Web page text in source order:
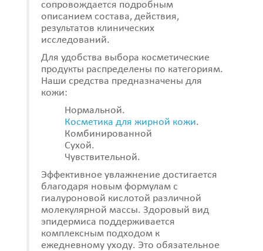
сопровождается подробным
описанием состава, действия,
результатов клинических
исследований.
Для удобства выбора косметические
продукты распределены по категориям.
Наши средства предназначены для
кожи:
Нормальной.
Косметика для жирной кожи.
Комбинированной
Сухой.
Чувствительной.
Эффективное увлажнение достигается
благодаря новым формулам с
гиалуроновой кислотой различной
молекулярной массы. Здоровый вид
эпидермиса поддерживается
комплексным подходом к
ежедневному уходу. Это обязательное